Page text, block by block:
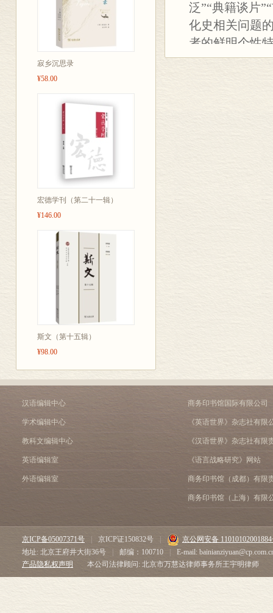
寂乡沉思录
¥58.00
宏德学刊（第二十一辑）
¥146.00
斯文（第十五辑）
¥98.00
泛”“典籍谈片
化史相关问题
者的鲜明个性
《艺概》《唐
汉语编辑中心
学术编辑中心
教科文编辑中心
英语编辑室
外语编辑室
商务印书馆国际有限公司
《英语世界》杂志社有限
《汉语世界》杂志社有限
《语言战略研究》网站
商务印书馆（成都）有限
商务印书馆（上海）有限
京ICP备05007371号 京ICP证150832号
京公网安备
地址: 北京王府井大街36号
邮编：100710
E-mail:
产品隐私权声明
本公司法律顾问: 北京市万慧达律师事务所王宇明律师